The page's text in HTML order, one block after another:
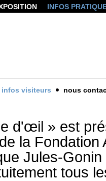
INFOS
infos visiteurs nous
d'œil » est
la Fondation
Jules-
tous